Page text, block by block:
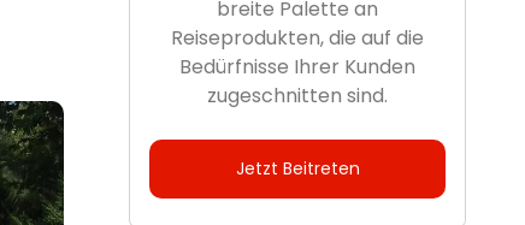
breite Palette an
Reiseprodukten, die auf die
Bedürfnisse Ihrer Kunden
zugeschnitten sind.
Jetzt Beitreten